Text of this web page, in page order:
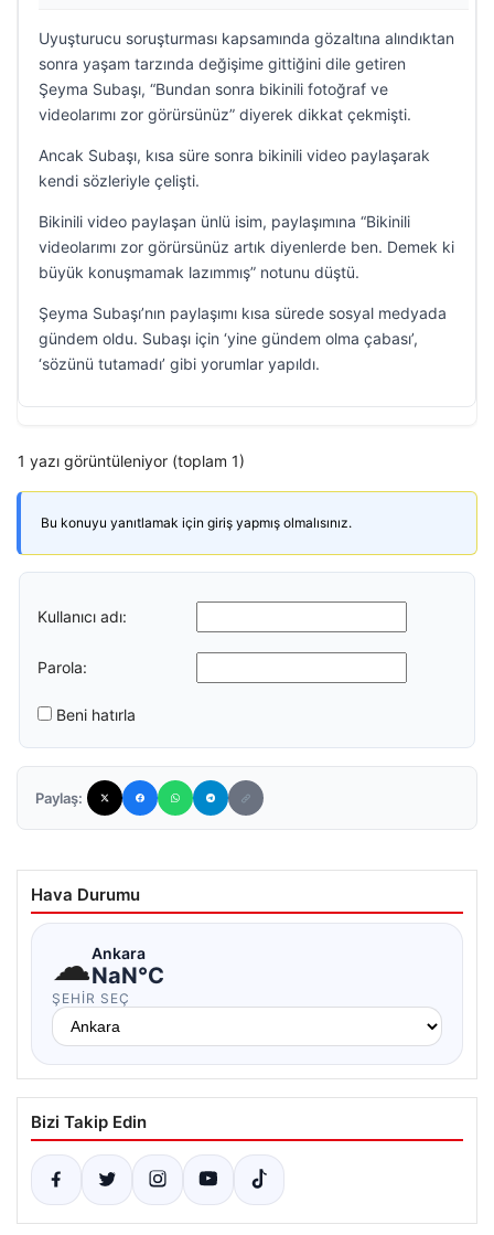
Uyuşturucu soruşturması kapsamında gözaltına alındıktan
sonra yaşam tarzında değişime gittiğini dile getiren
Şeyma Subaşı, “Bundan sonra bikinili fotoğraf ve
videolarımı zor görürsünüz” diyerek dikkat çekmişti.
Ancak Subaşı, kısa süre sonra bikinili video paylaşarak
kendi sözleriyle çelişti.
Bikinili video paylaşan ünlü isim, paylaşımına “Bikinili
videolarımı zor görürsünüz artık diyenlerde ben. Demek ki
büyük konuşmamak lazımmış” notunu düştü.
Şeyma Subaşı’nın paylaşımı kısa sürede sosyal medyada
gündem oldu. Subaşı için ‘yine gündem olma çabası’,
‘sözünü tutamadı’ gibi yorumlar yapıldı.
1 yazı görüntüleniyor (toplam 1)
Bu konuyu yanıtlamak için giriş yapmış olmalısınız.
Kullanıcı adı:
Parola:
Beni hatırla
Paylaş:
Hava Durumu
☁Ankara
NaN°C
ŞEHIR SEÇ
Bizi Takip Edin